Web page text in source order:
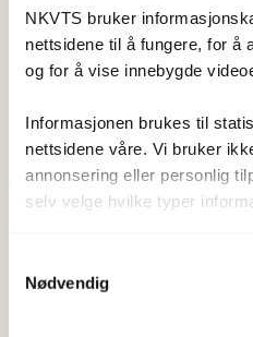
NKVTS bruker
nettsidene til å fungere, for å
og for å vise innebygde
Informasjonen brukes til
nettsidene våre. Vi bruker
annonsering eller personlig
selv velge hvilke typer
Nødvendig
NKVTS utvikler og sprer
om vold og traumatisk
til å forebygge og
stress kan medføre.
Om oss
Ledige stillinger